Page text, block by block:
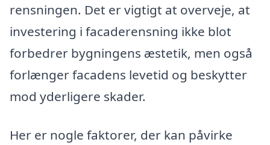
rensningen. Det er vigtigt at overveje, at
investering i facaderensning ikke blot
forbedrer bygningens æstetik, men også
forlænger facadens levetid og beskytter
mod yderligere skader.
Her er nogle faktorer, der kan påvirke